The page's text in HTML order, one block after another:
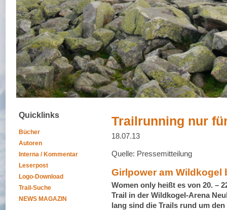
Quicklinks
Bücher
Autoren
Interna / Kommentar
Leserpost
Logo-Download
Trail-Suche
NEWS MAGAZIN
Trailrunning nur
18.07.13
Quelle: Pressemitteilung
Girlpower am Wildkogel
Women only heißt es von 20. –
Trail in der Wildkogel-Arena
lang sind die Trails rund um